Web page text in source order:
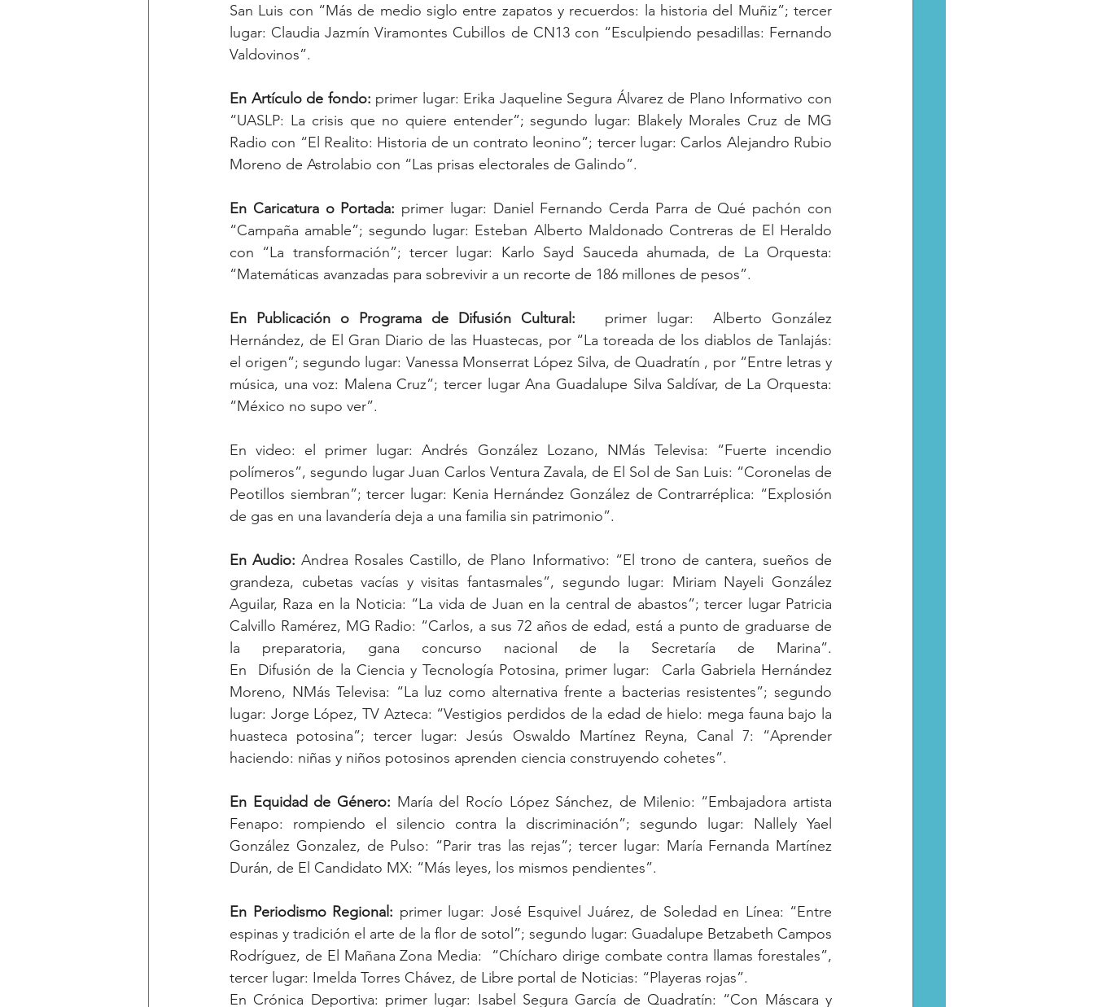
San Luis con “Más de medio siglo entre zapatos y recuerdos: la historia del Muñiz”; tercer
lugar: Claudia Jazmín Viramontes Cubillos de CN13 con “Esculpiendo pesadillas: Fernando
En Artículo de fondo: primer lugar: Erika Jaqueline Segura Álvarez de Plano Informativo con
“UASLP: La crisis que no quiere entender”; segundo lugar: Blakely Morales Cruz de MG
Radio con “El Realito: Historia de un contrato leonino”; tercer lugar: Carlos Alejandro Rubio
En Caricatura o Portada: primer lugar: Daniel Fernando Cerda Parra de Qué pachón con
“Campaña amable”; segundo lugar: Esteban Alberto Maldonado Contreras de El Heraldo
con “La transformación”; tercer lugar: Karlo Sayd Sauceda ahumada, de La Orquesta:
“Matemáticas avanzadas para sobrevivir a un recorte de 186 millones de pesos”.
primer lugar:  Alberto González
Hernández, de El Gran Diario de las Huastecas, por “La toreada de los diablos de Tanlajás:
el origen”; segundo lugar: Vanessa Monserrat López Silva, de Quadratín , por “Entre letras y
música, una voz: Malena Cruz”; tercer lugar Ana Guadalupe Silva Saldívar, de La Orquesta:
“México no supo ver”.
En video: el primer lugar: Andrés González Lozano, NMás Televisa: “Fuerte incendio
polímeros”, segundo lugar Juan Carlos Ventura Zavala, de El Sol de San Luis: “Coronelas de
Peotillos siembran”; tercer lugar: Kenia Hernández González de Contrarréplica: “Explosión
de gas en una lavandería deja a una familia sin patrimonio”.
En Audio: Andrea Rosales Castillo, de Plano Informativo: “El trono de cantera, sueños de
grandeza, cubetas vacías y visitas fantasmales”, segundo lugar: Miriam Nayeli González
Aguilar, Raza en la Noticia: “La vida de Juan en la central de abastos”; tercer lugar Patricia
Calvillo Ramérez, MG Radio: “Carlos, a sus 72 años de edad, está a punto de graduarse de
En  Difusión de la Ciencia y Tecnología Potosina, primer lugar:  Carla Gabriela Hernández
Moreno, NMás Televisa: “La luz como alternativa frente a bacterias resistentes”; segundo
lugar: Jorge López, TV Azteca: “Vestigios perdidos de la edad de hielo: mega fauna bajo la
huasteca potosina”; tercer lugar: Jesús Oswaldo Martínez Reyna, Canal 7: “Aprender
haciendo: niñas y niños potosinos aprenden ciencia construyendo cohetes”.
En Equidad de Género: María del Rocío López Sánchez, de Milenio: “Embajadora artista
Fenapo: rompiendo el silencio contra la discriminación”; segundo lugar: Nallely Yael
González Gonzalez, de Pulso: “Parir tras las rejas”; tercer lugar: María Fernanda Martínez
Durán, de El Candidato MX: “Más leyes, los mismos pendientes”.
En Periodismo Regional: primer lugar: José Esquivel Juárez, de Soledad en Línea: “Entre
espinas y tradición el arte de la flor de sotol”; segundo lugar: Guadalupe Betzabeth Campos
Rodríguez, de El Mañana Zona Media:  “Chícharo dirige combate contra llamas forestales”,
tercer lugar: Imelda Torres Chávez, de Libre portal de Noticias: “Playeras rojas”.
En Crónica Deportiva: primer lugar: Isabel Segura García de Quadratín: “Con Máscara y